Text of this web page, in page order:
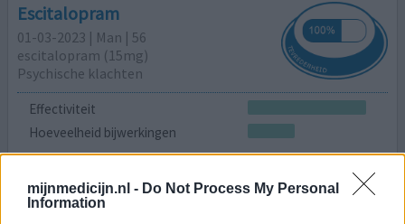
mijnmedicijn.nl - Do Not Process My Personal
Information
Escitalopram
01-03-2023 | Man | 56
escitalopram (15mg)
Psychische klachten
Effectiviteit
Hoeveelheid bijwerkingen
Altijd last van milde depressie. Glas altijd half leeg ipv half
vol en ook vaak dwanggedachten en sociale angst. Voelde
me eigenlijk pas lekker in een groep met een “3 bier